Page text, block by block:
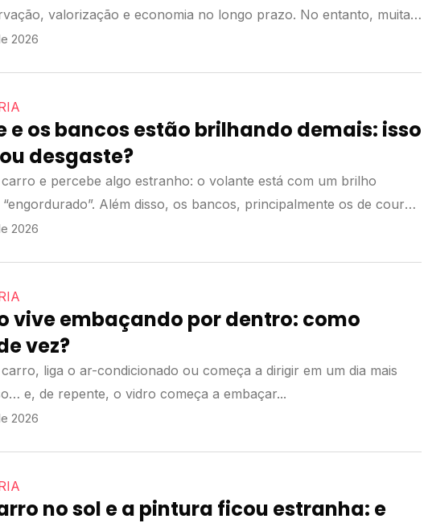
valorização e economia no longo prazo. No entanto, muitas
2026
e os bancos estão brilhando demais: isso
desgaste?
e percebe algo estranho: o volante está com um brilho
Além disso, os bancos, principalmente os de couro
2026
vive embaçando por dentro: como
vez?
liga o ar-condicionado ou começa a dirigir em um dia mais
e, de repente, o vidro começa a embaçar...
2026
no sol e a pintura ficou estranha: e